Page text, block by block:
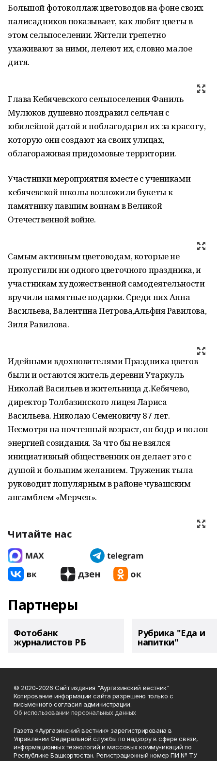
Большой фотоколлаж цветоводов на фоне своих
палисадников показывает, как любят цветы в
этом сельпоселении. Жители трепетно
ухаживают за ними, лелеют их, словно малое
дитя.
Глава Кебячевского сельпоселения Фаниль
Мулюков душевно поздравил сельчан с
юбилейной датой и поблагодарил их за красоту,
которую они создают на своих улицах,
облагораживая придомовые территории.
Участники мероприятия вместе с учениками
кебячевской школы возложили букеты к
памятнику павшим воинам в Великой
Отечественной войне.
Самым активным цветоводам, которые не
пропустили ни одного цветочного праздника, и
участникам художественной самодеятельности
вручили памятные подарки. Среди них Анна
Васильева, Валентина Петрова,Альфия Равилова,
Зиля Равилова.
Идейными вдохновителями Праздника цветов
были и остаются житель деревни Утаркуль
Николай Васильев и жительница д.Кебячево,
директор Толбазинского лицея Лариса
Васильева. Николаю Семеновичу 87 лет.
Несмотря на почтенный возраст, он бодр и полон
энергией созидания. За что бы не взялся
инициативный общественник он делает это с
душой и большим желанием. Труженик тыла
руководит популярным в районе чувашским
ансамблем «Мерчен».
Читайте нас
Партнеры
Фотобанк
журналистов РБ
Рубрика "Еда и
напитки"
© 2020-2026 Сайт издания "Аургазинский вестник"
Копирование информации сайта разрешено только с
письменного согласия администрации.
Об использовании персональных данных
Газета «Аургазинский вестник» зарегистрирована в
Управлении Федеральной службы по надзору в сфере связи,
информационных технологий и массовых коммуникаций по
Республике Башкортостан. Регистрационный номер ПИ № ТУ